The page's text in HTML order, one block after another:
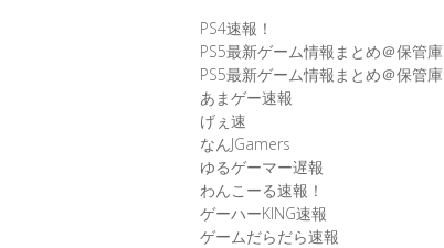
PS4速報！
PS5最新ゲーム情報まとめ＠保管庫
PS5最新ゲーム情報まとめ＠保管庫
あまゲー速報
げぇ速
なんJGamers
ゆるゲーマー遅報
わんこーる速報！
ゲーハーKING速報
ゲームだらだら速報